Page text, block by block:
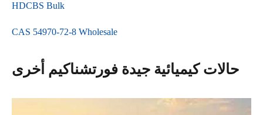
HDCBS Bulk
CAS 54970-72-8 Wholesale
حالات كيميائية جيدة فورتشناكيم أخرى